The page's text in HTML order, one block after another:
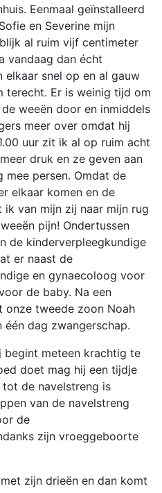
Eenmaal geïnstalleerd
en Severine mijn
al ruim vijf centimeter
vandaag dan écht
elkaar snel op en al gauw
terecht. Er is weinig tijd om
weeën door en inmiddels
meer over omdat hij
uur zit ik al op ruim acht
druk en ze geven aan
mee persen. Omdat de
elkaar komen en de
van mijn zij naar mijn rug
pijn! Ondertussen
de kinderverpleegkundige
er naast de
en gynaecoloog voor
de baby. Na een
onze tweede zoon Noah
dag zwangerschap.
begint meteen krachtig te
doet mag hij een tijdje
de navelstreng is
van de navelstreng
de
zijn vroeggeboorte
zijn drieën en dan komt